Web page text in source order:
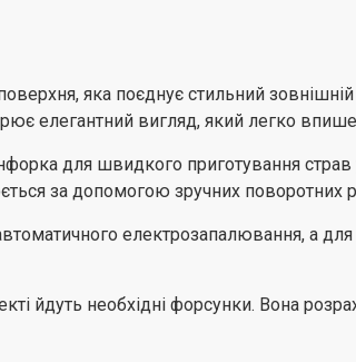
яка поєднує стильний
елегантний вигляд, який легко
для швидкого приготування
за допомогою зручних поворотних
електрозапалювання, а
йдуть необхідні форсунки. Вона